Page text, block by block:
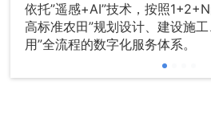
依托”遥感+AI”技术，按照
高标准农田”规划设计、建设施
用”全流程的数字化服务体系。